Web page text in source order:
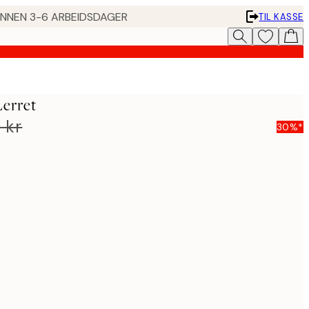
3-6 ARBEIDSDAGER TIL KASSE
kr
30%*